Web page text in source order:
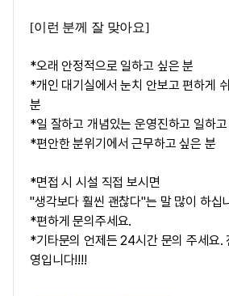
[이런 분께 잘 맞아요]
*오래 안정적으로 일하고 싶은 분
*개인 대기실에서 눈치 안보고 편하게
분
*일 잘하고 개념있는 운영진하고 일하
*편안한 분위기에서 근무하고 싶은 분
*면접 시 시설 직접 보시면
"생각보다 훨씬 괜찮다"는 말 많이 하십
*편하게 문의주세요.
*기타문의 언제든 24시간 문의 주세요.
영입니다!!!!